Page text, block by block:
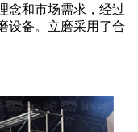
念和市场需求，经过
设备。立磨采用了合